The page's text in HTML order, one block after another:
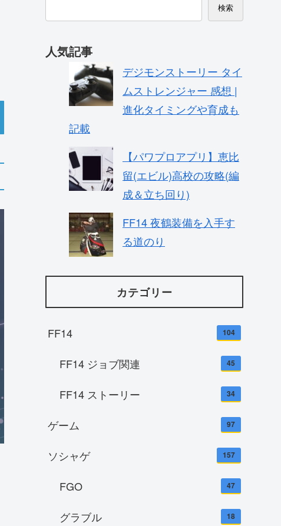
検索
人気記事
デジモンストーリー タイ
ムストレンジャー 感想 |
進化タイミングや育成も
記載
【パワプロアプリ】恵比
留(エビル)高校の攻略(編
成＆立ち回り)
FF14 夜鶴装備を入手す
る道のり
カテゴリー
FF14 104
FF14 ジョブ関連 45
FF14 ストーリー 34
ゲーム 97
ソシャゲ 157
FGO 47
グラブル 18